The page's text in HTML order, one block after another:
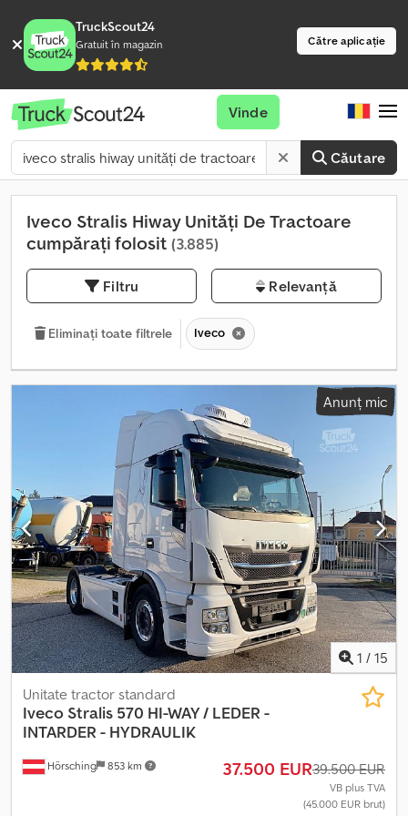
TruckScout24
Gratuit în magazin Către aplicație
Căutare
Vinde
Iveco Stralis Hiway Unități De Tractoare
cumpărați folosit (3.885)
Filtru Relevanță
Eliminați toate filtrele Iveco
Anunț mic
1 / 15
Hörsching 853 km
Unitate tractor standard
Iveco Stralis 570 HI-WAY / LEDER -
INTARDER - HYDRAULIK
37.500 EUR39.500 EUR
VB plus TVA
(45.000 EUR brut)